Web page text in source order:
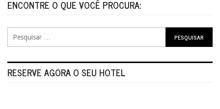
ENCONTRE O QUE VOCÊ PROCURA:
RESERVE AGORA O SEU HOTEL